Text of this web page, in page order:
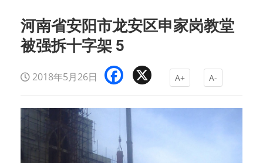
河南省安阳市龙安区申家岗教堂
被强拆十字架 5
2018年5月26日 Facebook A+ A-